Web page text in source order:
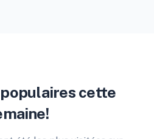
cette